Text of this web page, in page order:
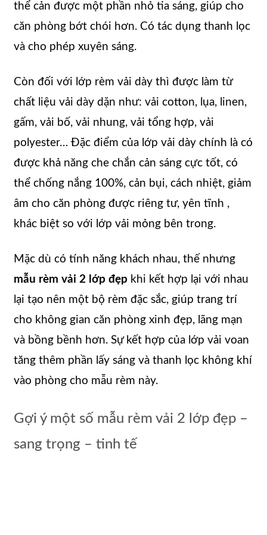
thể cản được một phần nhỏ tia sáng, giúp cho
căn phòng bớt chói hơn. Có tác dụng thanh lọc
và cho phép xuyên sáng.
Còn đối với lớp rèm vải dày thì được làm từ
chất liệu vải dày dặn như: vải cotton, lụa, linen,
gấm, vải bố, vải nhung, vải tổng hợp, vải
polyester… Đặc điểm của lớp vải dày chính là có
được khả năng che chắn cản sáng cực tốt, có
thể chống nắng 100%, cản bụi, cách nhiệt, giảm
âm cho căn phòng được riêng tư, yên tĩnh ,
khác biệt so với lớp vải mỏng bên trong.
Mặc dù có tính năng khách nhau, thế nhưng
mẫu rèm vải 2 lớp đẹp khi kết hợp lại với nhau
lại tạo nên một bộ rèm đặc sắc, giúp trang trí
cho không gian căn phòng xinh đẹp, lãng mạn
và bồng bềnh hơn. Sự kết hợp của lớp vải voan
tăng thêm phần lấy sáng và thanh lọc không khí
vào phòng cho mẫu rèm này.
Gợi ý một số mẫu rèm vải 2 lớp đẹp –
sang trọng – tinh tế